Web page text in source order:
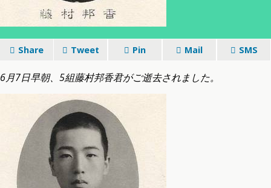
Share Tweet Pin Mail SMS
6月7日早朝、5組藤村邦香君がご逝去されました。